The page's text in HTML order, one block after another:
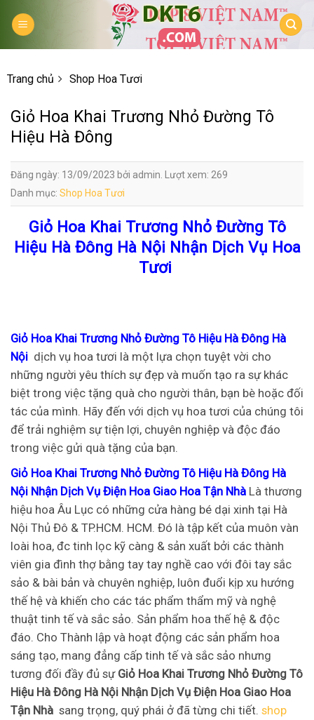
Trang chủ Shop Hoa Tươi
Giỏ Hoa Khai Trương Nhỏ Đường Tô
Hiệu Hà Đông
Đăng ngày: 13/09/2023 bởi admin. Lượt xem: 269
Danh mục: Shop Hoa Tươi
Giỏ Hoa Khai Trương Nhỏ Đường Tô
Hiệu Hà Đông Hà Nội Nhận Dịch Vụ Hoa
Tươi
Giỏ Hoa Khai Trương Nhỏ Đường Tô Hiệu Hà Đông Hà
Nội dịch vụ hoa tươi là một lựa chọn tuyệt vời cho
những người yêu thích sự đẹp và muốn tạo ra sự khác
biệt trong việc tặng quà cho người thân, bạn bè hoặc đối
tác của mình. Hãy đến với dịch vụ hoa tươi của chúng tôi
để trải nghiệm sự tiện lợi, chuyên nghiệp và độc đáo
trong việc gửi quà tặng của bạn.
Giỏ Hoa Khai Trương Nhỏ Đường Tô Hiệu Hà Đông Hà
Nội Nhận Dịch Vụ Điện Hoa Giao Hoa Tận Nhà Là thương
hiệu hoa Âu Lục có những cửa hàng bé dại xinh tại Hà
Nội Thủ Đô & TP.HCM. HCM. Đó là tập kết của muôn vàn
loài hoa, đc tinh lọc kỹ càng & sản xuất bởi các thành
viên gia đình thợ bằng tay tay nghề cao với đôi tay sắc
sảo & bài bản và chuyên nghiệp, luôn đuổi kịp xu hướng
thế hệ và khiến cho các tác phẩm thẩm mỹ và nghệ
thuật tinh tế và sắc sảo. Sản phẩm hoa thế hệ & độc
đáo. Cho Thành lập và hoạt động các sản phẩm hoa
sáng tạo, mang đẳng cấp tinh tế và sắc sảo nhưng
tương đối đầy đủ sự Giỏ Hoa Khai Trương Nhỏ Đường Tô
Hiệu Hà Đông Hà Nội Nhận Dịch Vụ Điện Hoa Giao Hoa
Tận Nhà sang trọng, quý phái ở đã từng chi tiết. shop